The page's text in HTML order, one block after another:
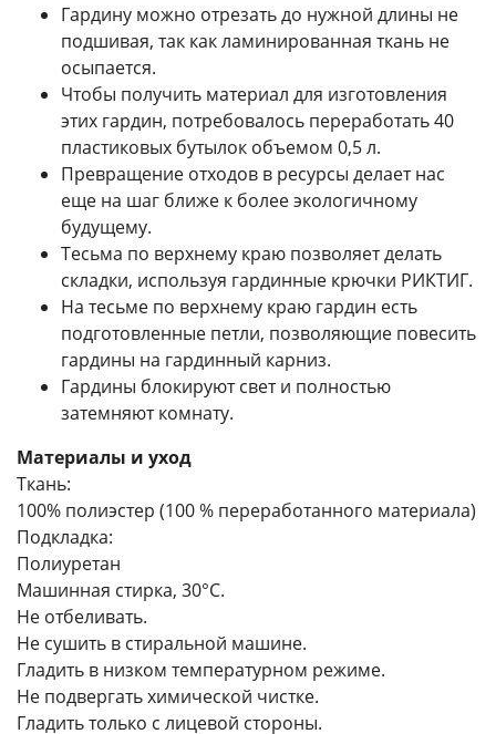
Гардину можно отрезать до нужной длины не
подшивая, так как ламинированная ткань не
осыпается.
Чтобы получить материал для изготовления
этих гардин, потребовалось переработать 40
пластиковых бутылок объемом 0,5 л.
Превращение отходов в ресурсы делает нас
еще на шаг ближе к более экологичному
будущему.
Тесьма по верхнему краю позволяет делать
складки, используя гардинные крючки РИКТИГ.
На тесьме по верхнему краю гардин есть
подготовленные петли, позволяющие повесить
гардины на гардинный карниз.
Гардины блокируют свет и полностью
затемняют комнату.
Материалы и уход
Ткань:
100% полиэстер (100 % переработанного материала)
Подкладка:
Полиуретан
Машинная стирка, 30°С.
Не отбеливать.
Не сушить в стиральной машине.
Гладить в низком температурном режиме.
Не подвергать химической чистке.
Гладить только с лицевой стороны.